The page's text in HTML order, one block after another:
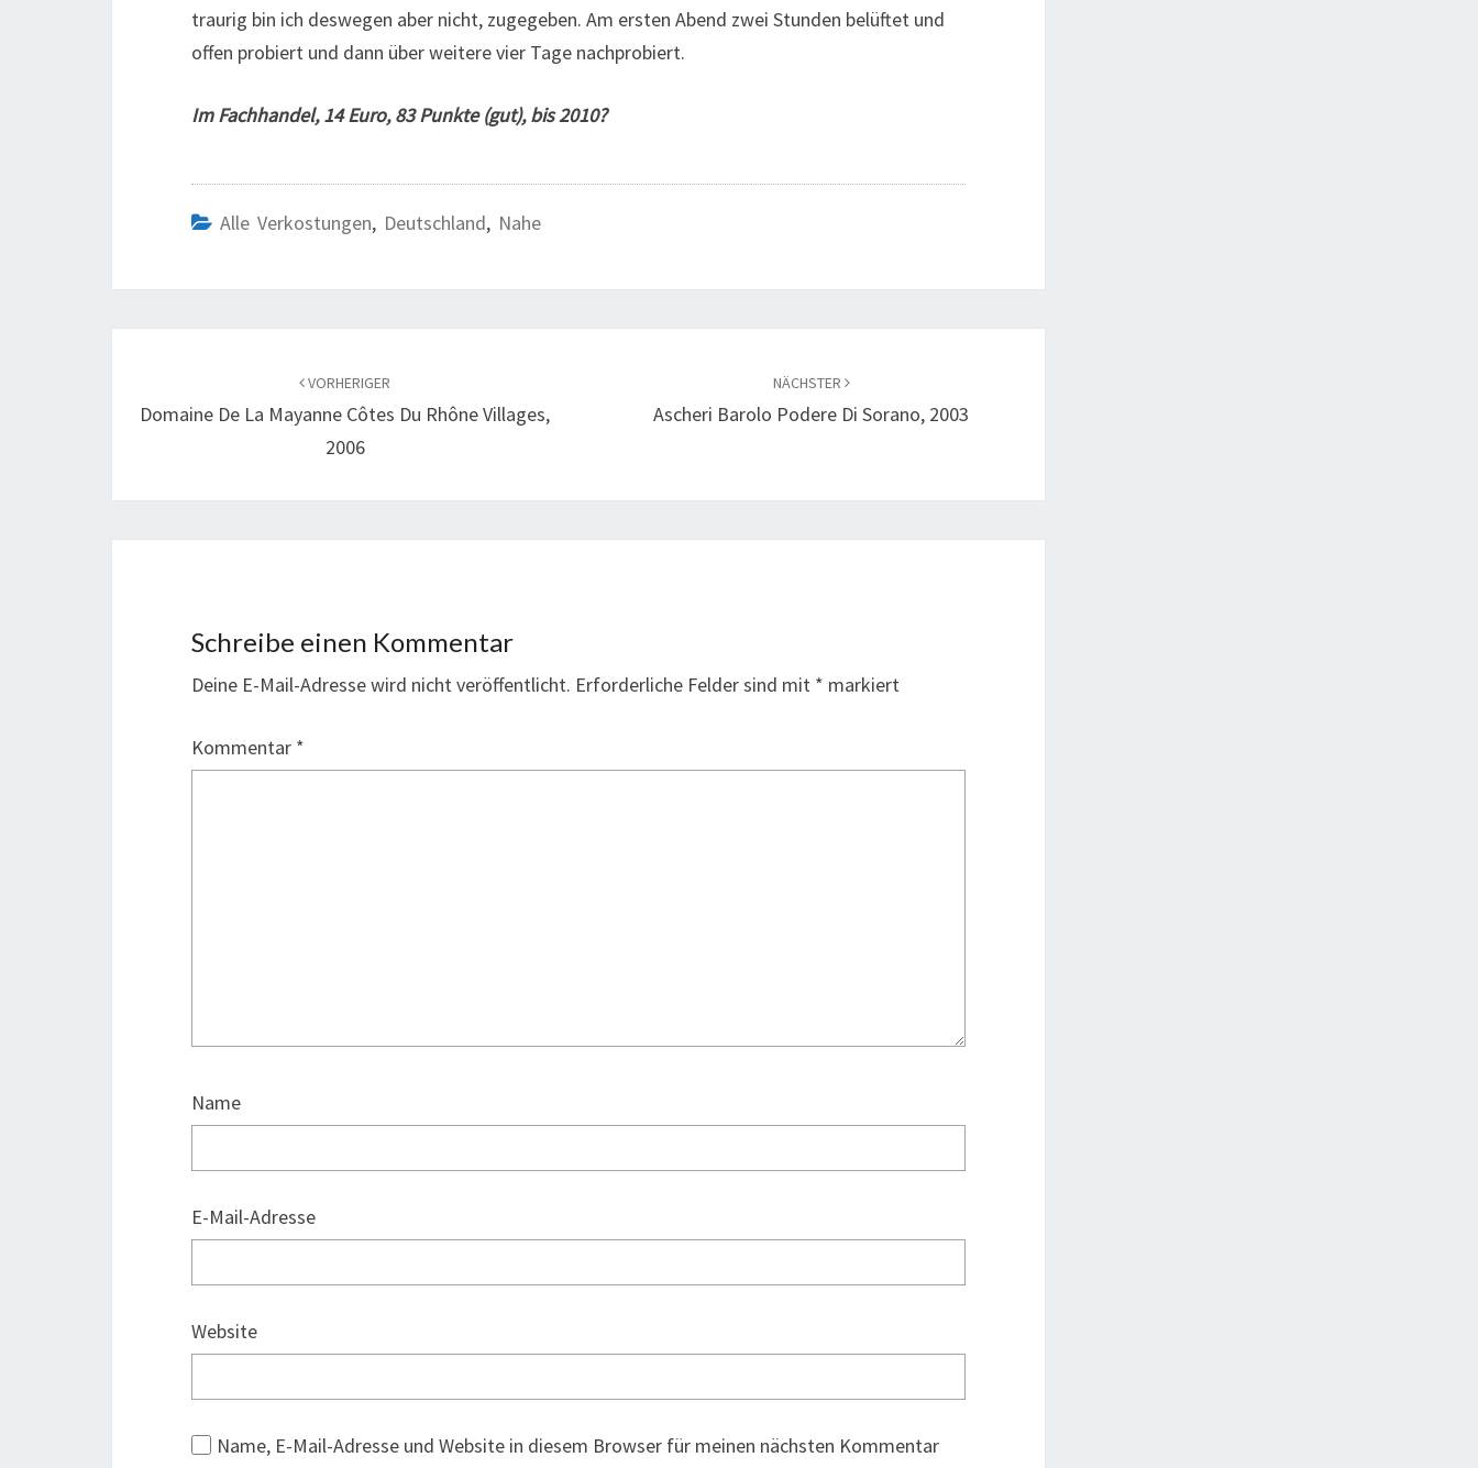
traurig bin ich deswegen aber nicht, zugegeben. Am ersten Abend zwei Stunden belüftet und
offen probiert und dann über weitere vier Tage nachprobiert.
Im Fachhandel, 14 Euro, 83 Punkte (gut), bis 2010?
Alle Verkostungen, Deutschland, Nahe
VORHERIGER
Domaine De La Mayanne Côtes Du Rhône Villages,
2006
NÄCHSTER
Ascheri Barolo Podere Di Sorano, 2003
Schreibe einen Kommentar
Deine E-Mail-Adresse wird nicht veröffentlicht. Erforderliche Felder sind mit * markiert
Kommentar *
Name
E-Mail-Adresse
Website
Name, E-Mail-Adresse und Website in diesem Browser für meinen nächsten Kommentar